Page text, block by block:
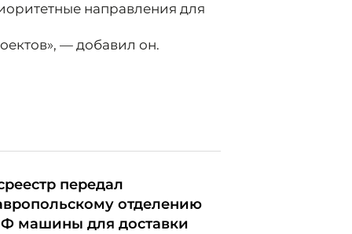
направления для
— добавил он.
передал
отделению
машины для доставки